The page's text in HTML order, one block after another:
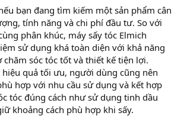
bạn đang tìm kiếm một sản phẩm cân
tính năng và chi phí đầu tư. So với
phân khúc, máy sấy tóc Elmich
sử dụng khá toàn diện với khả năng
chăm sóc tóc tốt và thiết kế tiện lợi.
hiệu quả tối ưu, người dùng cũng nên
hợp với nhu cầu sử dụng và kết hợp
tóc đúng cách như sử dụng tinh dầu
khoảng cách phù hợp khi sấy.